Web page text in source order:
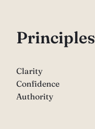
Principles
Clarity
Confidence
Authority